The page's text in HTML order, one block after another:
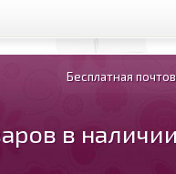
Бесплатная
в